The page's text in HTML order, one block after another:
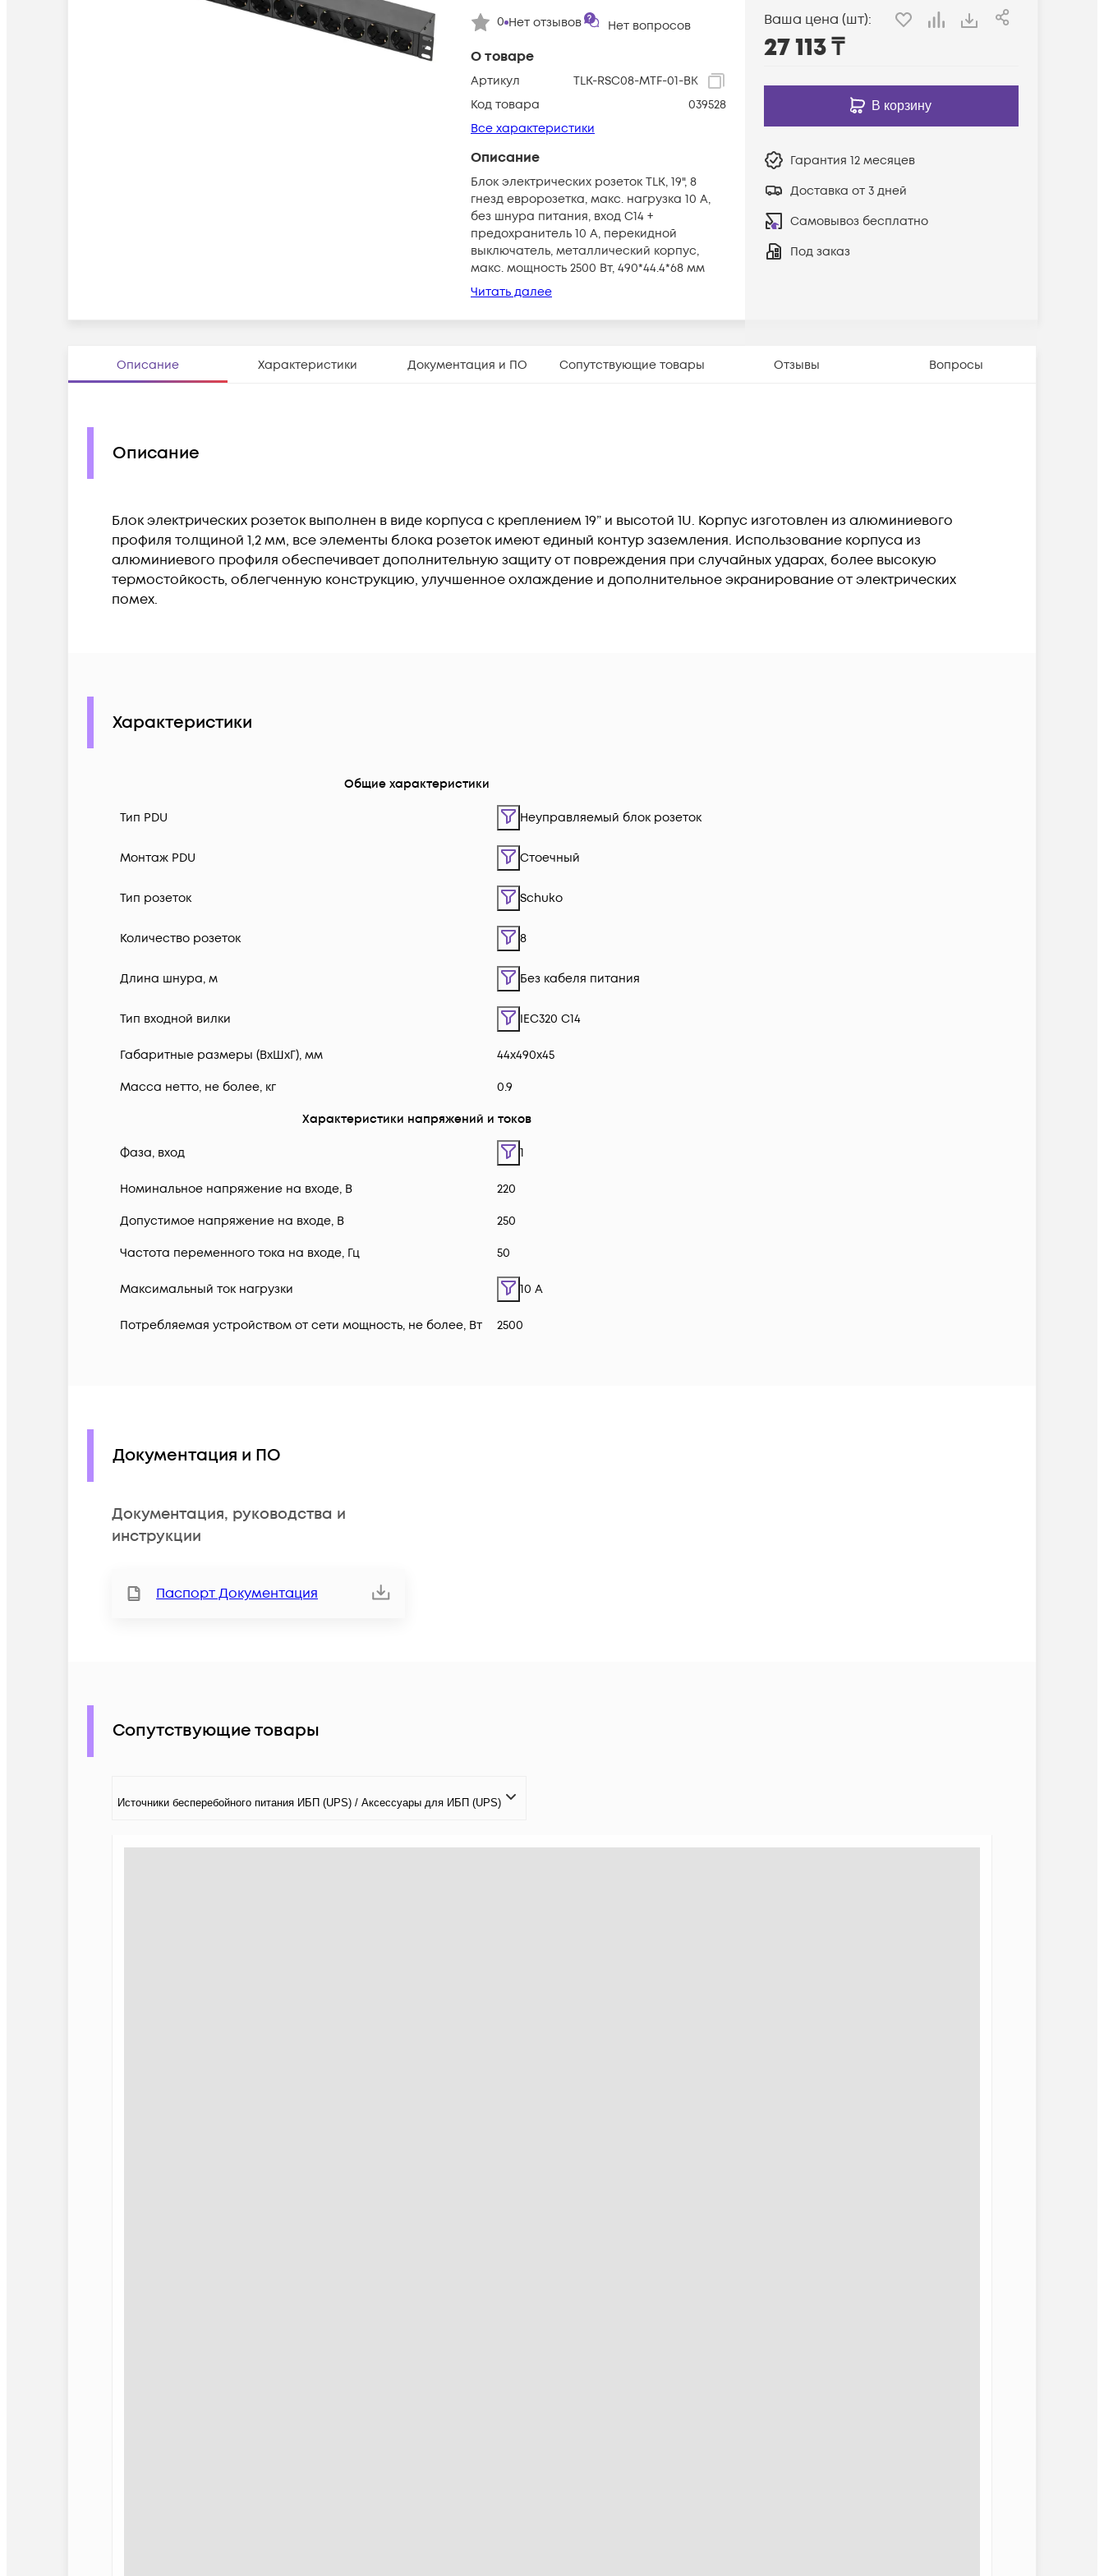
О товаре
Артикул
TLK-RSC08-MTF-01-BK
Код товара
039528
Все характеристики
Описание
Блок электрических розеток TLK, 19", 8
гнезд евророзетка, макс. нагрузка 10 А,
без шнура питания, вход С14 +
предохранитель 10 А, перекидной
выключатель, металлический корпус,
макс. мощность 2500 Вт, 490*44.4*68 мм
Читать далее
0 Нет отзывов Нет вопросов Ваша цена (шт):
27 113₸
В корзину
Гарантия 12 месяцев
Доставка от 3 дней
Самовывоз бесплатно
Под заказ
Описание Характеристики Документация и ПО Сопутствующие товары Отзывы Вопросы
Описание
Блок электрических розеток выполнен в виде корпуса с креплением 19” и высотой 1U. Корпус изготовлен из алюминиевого
профиля толщиной 1,2 мм, все элементы блока розеток имеют единый контур заземления. Использование корпуса из
алюминиевого профиля обеспечивает дополнительную защиту от повреждения при случайных ударах, более высокую
термостойкость, облегченную конструкцию, улучшенное охлаждение и дополнительное экранирование от электрических
помех.
Характеристики
Общие характеристики
Тип PDU Неуправляемый блок розеток
Монтаж PDU Стоечный
Тип розеток Schuko
Количество розеток 8
Длина шнура, м Без кабеля питания
Тип входной вилки IEC320 C14
Габаритные размеры (ВхШхГ), мм 44x490x45
Масса нетто, не более, кг 0.9
Характеристики напряжений и токов
Фаза, вход 1
Номинальное напряжение на входе, В 220
Допустимое напряжение на входе, В 250
Частота переменного тока на входе, Гц 50
Максимальный ток нагрузки 10 A
Потребляемая устройством от сети мощность, не более, Вт 2500
Документация и ПО
Документация, руководства и
инструкции
Паспорт Документация
Сопутствующие товары
Источники бесперебойного питания ИБП (UPS) / Аксессуары для ИБП (UPS)